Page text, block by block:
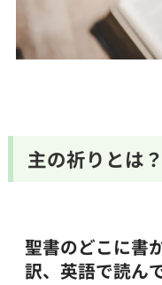
主の祈りとは
聖書のどこに書
訳、英語で読ん